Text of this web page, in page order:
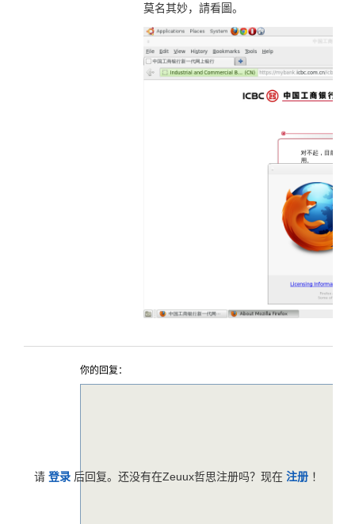
莫名其妙，請看圖。
你的回复：
请 登录 后回复。还没有在Zeuux哲思注册吗？现在 注册 ！